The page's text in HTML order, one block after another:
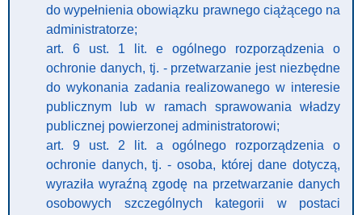
do wypełnienia obowiązku prawnego ciążącego na
administratorze;
art. 6 ust. 1 lit. e ogólnego rozporządzenia o
ochronie danych, tj. - przetwarzanie jest niezbędne
do wykonania zadania realizowanego w interesie
publicznym lub w ramach sprawowania władzy
publicznej powierzonej administratorowi;
art. 9 ust. 2 lit. a ogólnego rozporządzenia o
ochronie danych, tj. - osoba, której dane dotyczą,
wyraziła wyraźną zgodę na przetwarzanie danych
osobowych szczególnych kategorii w postaci